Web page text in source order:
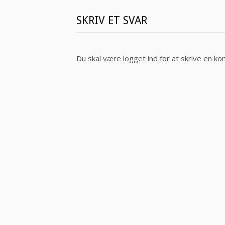
SKRIV ET SVAR
Du skal være logget ind for at skrive en